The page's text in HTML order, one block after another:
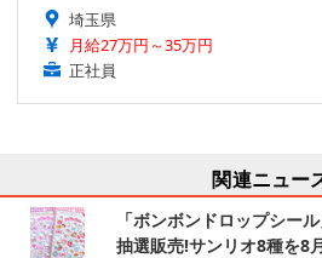
埼玉県
月給27万円～35万円
正社員
関連ニュー
「ボンボンドロップシー
抽選販売!サンリオ8種を8